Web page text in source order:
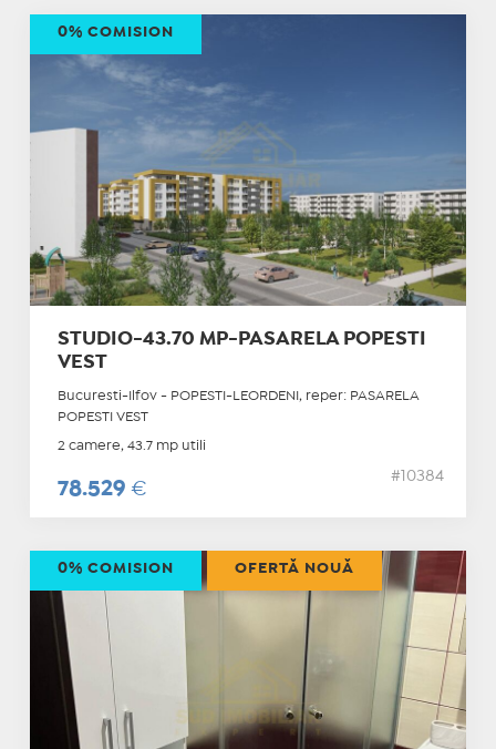
STUDIO-43.70 MP-PASARELA POPESTI
VEST
Bucuresti-Ilfov - POPESTI-LEORDENI, reper: PASARELA
POPESTI VEST
2 camere, 43.7 mp utili
78.529 €
#10384
0% COMISION
0% COMISION OFERTĂ NOUĂ